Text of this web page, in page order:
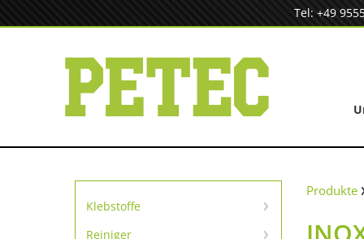
Inhalt
Tel: +49
Klebstoffe
Sofortklebstoffe
Reiniger
Produkte